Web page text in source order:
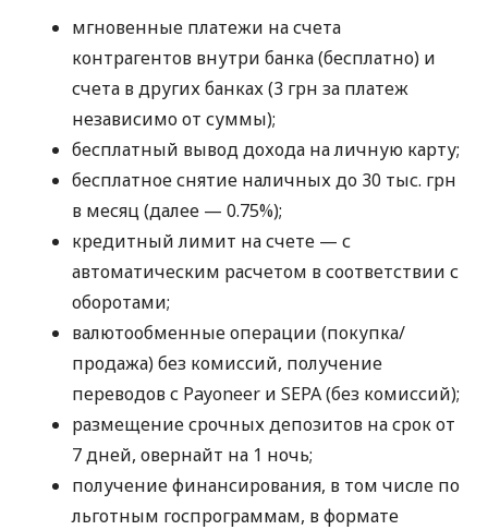
мгновенные платежи на счета
контрагентов внутри банка (бесплатно) и
счета в других банках (3 грн за платеж
независимо от суммы);
бесплатный вывод дохода на личную карту;
бесплатное снятие наличных до 30 тыс. грн
в месяц (далее — 0.75%);
кредитный лимит на счете — с
автоматическим расчетом в соответствии с
оборотами;
валютообменные операции (покупка/
продажа) без комиссий, получение
переводов с Payoneer и SEPA (без комиссий);
размещение срочных депозитов на срок от
7 дней, овернайт на 1 ночь;
получение финансирования, в том числе по
льготным госпрограммам, в формате